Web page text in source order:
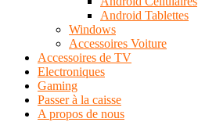
Android Tablettes
Windows
Accessoires Voiture
Accessoires de TV
Electroniques
Gaming
Passer à la caisse
A propos de nous